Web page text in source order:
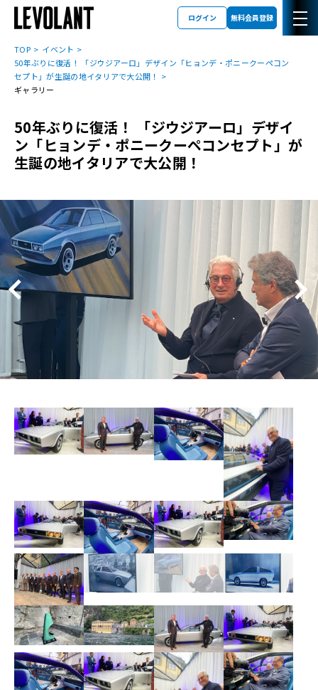
ログイン 無料会員登録
TOP
イベント
50年ぶりに復活！ 「ジウジアーロ」デザイン「ヒョンデ・ポニークーペコン
セプト」が生誕の地イタリアで大公開！
ギャラリー
50年ぶりに復活！ 「ジウジアーロ」デザイ
ン「ヒョンデ・ポニークーペコンセプト」が
生誕の地イタリアで大公開！